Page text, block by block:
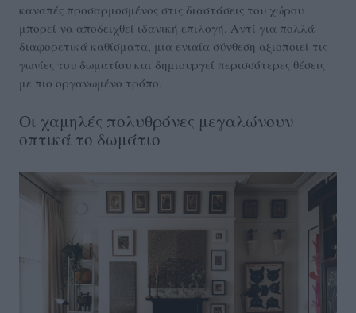
καναπές προσαρμοσμένος στις διαστάσεις του χώρου
μπορεί να αποδειχθεί ιδανική επιλογή. Αντί για πολλά
διαφορετικά καθίσματα, μια ενιαία σύνθεση αξιοποιεί τις
γωνίες του δωματίου και δημιουργεί περισσότερες θέσεις
με πιο οργανωμένο τρόπο.
Οι χαμηλές πολυθρόνες μεγαλώνουν
οπτικά το δωμάτιο